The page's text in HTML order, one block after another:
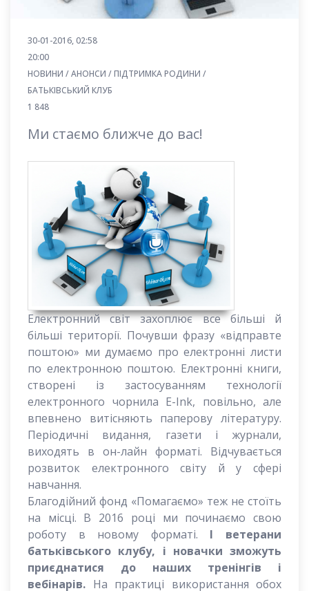
30-01-2016, 02:58
20:00
НОВИНИ / АНОНСИ / ПІДТРИМКА РОДИНИ /
БАТЬКІВСЬКИЙ КЛУБ
1 848
Ми стаємо ближче до вас!
Електронний світ захоплює все більші й
більші території. Почувши фразу «відправте
поштою» ми думаємо про електронні листи
по електронною поштою. Електронні книги,
створені із застосуванням технології
електронного чорнила E-Ink, повільно, але
впевнено витісняють паперову літературу.
Періодичні видання, газети і журнали,
виходять в он-лайн форматі. Відчувається
розвиток електронного світу й у сфері
навчання.
Благодійний фонд «Помагаємо» теж не стоїть
на місці. В 2016 році ми починаємо свою
роботу в новому форматі. І ветерани
батьківського клубу, і новачки зможуть
приєднатися до наших тренінгів і
вебінарів. На практиці використання обох